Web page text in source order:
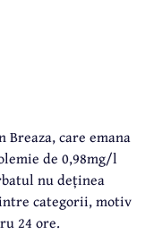
Breaza, care emana
de 0,98mg/l
nu deținea
categorii, motiv
24 ore.